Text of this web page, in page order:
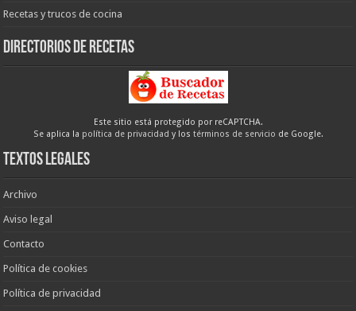
Recetas y trucos de cocina
Directorios de recetas
Este sitio está protegido por reCAPTCHA.
Se aplica la política de privacidad y los términos de servicio de Google.
Textos legales
Archivo
Aviso legal
Contacto
Política de cookies
Política de privacidad